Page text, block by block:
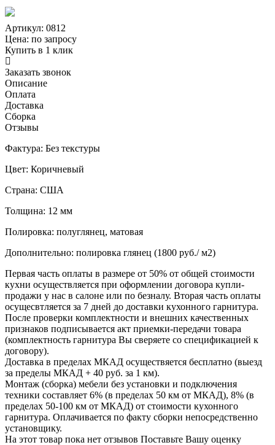
Артикул: 0812
Цена: по запросу
Купить в 1 клик
Заказать звонок
Описание
Оплата
Доставка
Сборка
Отзывы
Фактура: Без текстуры
Цвет: Коричневый
Страна: США
Толщина: 12 мм
Полировка: полуглянец, матовая
Дополнительно: полировка глянец (1800 руб./ м2)
Первая часть оплаты в размере от 50% от общей стоимости
кухни осуществляется при оформлении договора купли-
продажи у нас в салоне или по безналу. Вторая часть оплаты
осущесвтляется за 7 дней до доставки кухонного гарнитура.
После проверки комплектности и внешних качественных
признаков подписывается акт приемки-передачи товара
(комплектность гарнитура Вы сверяете со спецификацией к
договору).
Доставка в пределах МКАД осуществяется бесплатно (выезд
за пределы МКАД + 40 руб. за 1 км).
Монтаж (сборка) мебели без установки и подключения
техники составляет 6% (в пределах 50 км от МКАД), 8% (в
пределах 50-100 км от МКАД) от стоимости кухонного
гарнитура. Оплачивается по факту сборки непосредственно
установщику.
На этот товар пока нет отзывов Поставьте Вашу оценку